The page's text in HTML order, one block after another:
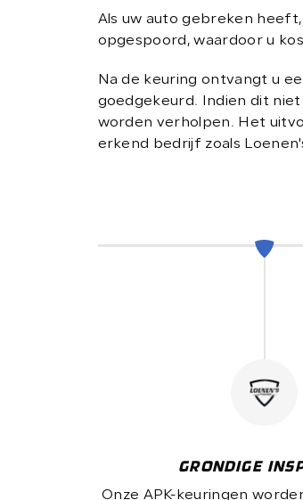
CONTACT
Als uw auto gebreken
opgespoord, waardoor u
Na de keuring ontvangt u
goedgekeurd. Indien dit
worden verholpen. Het
erkend bedrijf zoals
GRONDIGE
Onze APK-keuringen